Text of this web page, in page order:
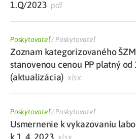
1.Q/2023 pdf
Poskytovateľ/Poskytovateľ
Zoznam kategorizovaného
stanovenou cenou PP platný od
(aktualizácia) xlsx
Poskytovateľ/Poskytovateľ
Usmernenie k vykazovaniu
xlsx